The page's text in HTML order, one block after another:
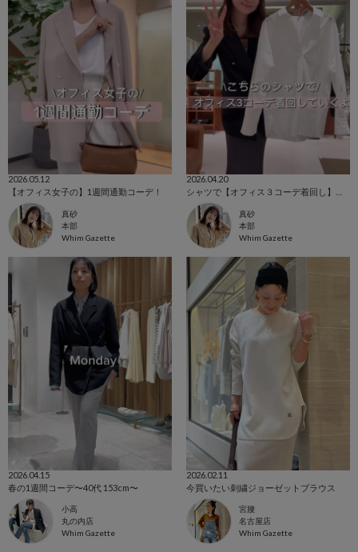
2026.05.12
【オフィス女子の】1週間通勤コーデ！
真砂
本部
Whim Gazette
2026.04.20
真砂
本部
Whim Gazette
2026.04.15
春の1週間コーデ〜40代 153cm〜
小高
丸の内店
Whim Gazette
2026.02.11
今買いたい刺繍ジョーゼットブラウス
宮腰
名古屋店
Whim Gazette